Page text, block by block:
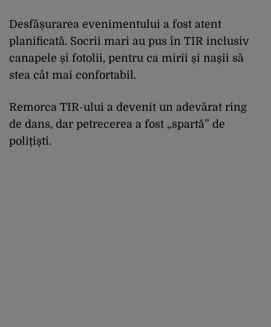
Desfășurarea evenimentului a fost atent
planificată. Socrii mari au pus în TIR inclusiv
canapele și fotolii, pentru ca mirii și nașii să
stea cât mai confortabil.
Remorca TIR-ului a devenit un adevărat ring
de dans, dar petrecerea a fost „spartă” de
polițiști.